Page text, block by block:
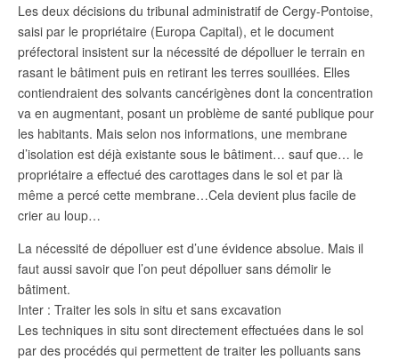
Les deux décisions du tribunal administratif de Cergy-Pontoise,
saisi par le propriétaire (Europa Capital), et le document
préfectoral insistent sur la nécessité de dépolluer le terrain en
rasant le bâtiment puis en retirant les terres souillées. Elles
contiendraient des solvants cancérigènes dont la concentration
va en augmentant, posant un problème de santé publique pour
les habitants. Mais selon nos informations, une membrane
d’isolation est déjà existante sous le bâtiment… sauf que… le
propriétaire a effectué des carottages dans le sol et par là
même a percé cette membrane…Cela devient plus facile de
crier au loup…
La nécessité de dépolluer est d’une évidence absolue. Mais il
faut aussi savoir que l’on peut dépolluer sans démolir le
bâtiment.
Inter : Traiter les sols in situ et sans excavation
Les techniques in situ sont directement effectuées dans le sol
par des procédés qui permettent de traiter les polluants sans